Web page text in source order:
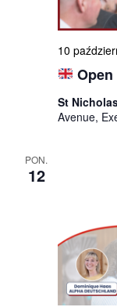
10
St
Avenue,
PON.
12